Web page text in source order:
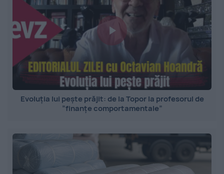
Evoluția lui pește prăjit: de la Topor la profesorul de
”finanțe comportamentale”